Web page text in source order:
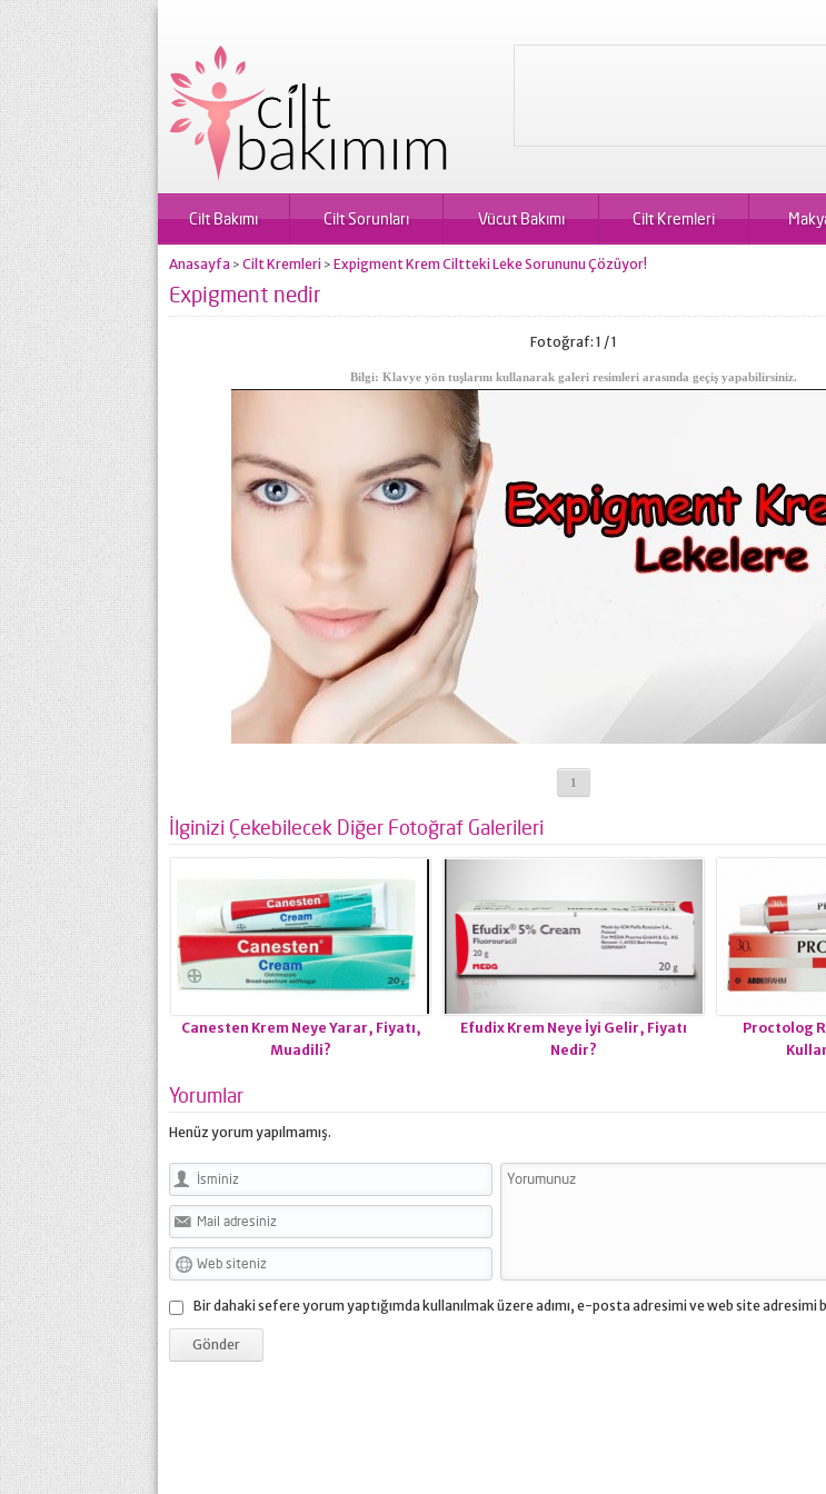
Cilt Bakımı Cilt Sorunları Vücut Bakımı Cilt Kremleri
Anasayfa > Cilt Kremleri > Expigment Krem Ciltteki Leke Sorununu Çözüyor!
Expigment nedir
Fotoğraf: 1 / 1
Bilgi: Klavye yön tuşlarını kullanarak galeri resimleri arasında geçiş yapabilirsiniz.
1
İlginizi Çekebilecek Diğer Fotoğraf Galerileri
Canesten Krem Neye Yarar, Fiyatı,
Muadili?
Efudix Krem Neye İyi Gelir, Fiyatı
Nedir?
Proctolog
Yorumlar
Henüz yorum yapılmamış.
Bir dahaki sefere yorum yaptığımda kullanılmak üzere adımı, e-posta adresimi ve web site adresimi